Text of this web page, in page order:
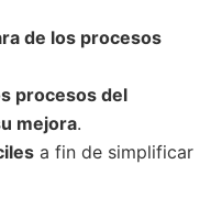
de los procesos
procesos del
mejora.
a fin de simplificar